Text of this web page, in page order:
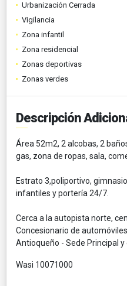
Urbanización Cerrada
Vigilancia
Zona infantil
Zona residencial
Zonas deportivas
Zonas verdes
Descripción
Área 52m2, 2 alcobas, 2
gas, zona de ropas, sala,
Estrato 3,poliportivo,
infantiles y portería 24/7.
Cerca a la autopista norte,
Concesionario de
Antioqueño - Sede Principal
Wasi 10071000